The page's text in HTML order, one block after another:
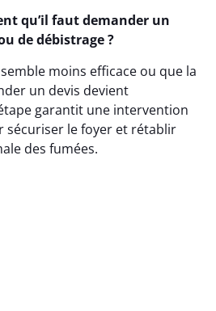
qu’il faut demander un
de débistrage ?
moins efficace ou que la
un devis devient
garantit une intervention
sécuriser le foyer et rétablir
des fumées.